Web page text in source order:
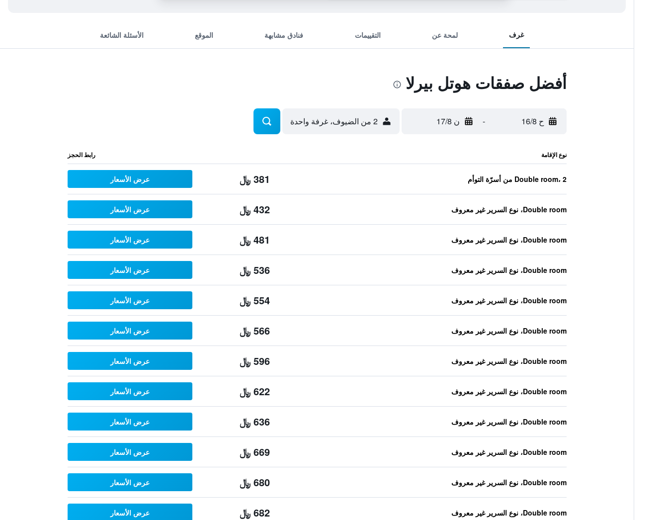
غرف لمحة عن التقييمات فنادق مشابهة الموقع الأسئلة الشائعة
أفضل صفقات هوتل بيرلا
ح 16/8 - ن 17/8 2 من الضيوف، غرفة واحدة
نوع الإقامة رابط الحجز
Double room، 2 من أسرّة التوأم 381 ﷼ عرض الأسعار
Double room، نوع السرير غير معروف 432 ﷼ عرض الأسعار
Double room، نوع السرير غير معروف 481 ﷼ عرض الأسعار
Double room، نوع السرير غير معروف 536 ﷼ عرض الأسعار
Double room، نوع السرير غير معروف 554 ﷼ عرض الأسعار
Double room، نوع السرير غير معروف 566 ﷼ عرض الأسعار
Double room، نوع السرير غير معروف 596 ﷼ عرض الأسعار
Double room، نوع السرير غير معروف 622 ﷼ عرض الأسعار
Double room، نوع السرير غير معروف 636 ﷼ عرض الأسعار
Double room، نوع السرير غير معروف 669 ﷼ عرض الأسعار
Double room، نوع السرير غير معروف 680 ﷼ عرض الأسعار
Double room، نوع السرير غير معروف 682 ﷼ عرض الأسعار